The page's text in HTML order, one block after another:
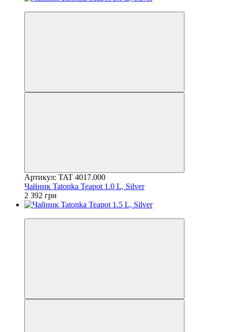
Артикул: TAT 4017.000
Чайник Tatonka Teapot 1.0 L, Silver
2 392 грн